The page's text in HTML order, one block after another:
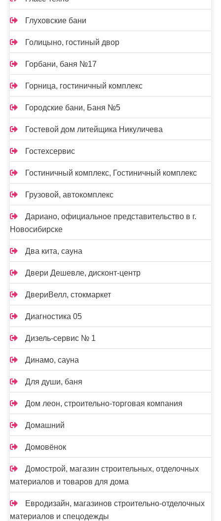
Глуховские бани
Голицыно, гостиный двор
Горбани, баня №17
Горница, гостиничный комплекс
Городские бани, Баня №5
Гостевой дом литейщика Никуличева
Гостехсервис
Гостиничный комплекс, Гостиничный комплекс
Грузовой, автокомплекс
Дариано, официальное представительство в г.
Новосибирске
Два кита, сауна
Двери Дешевле, дисконт-центр
ДвериВелл, стокмаркет
Диагностика 05
Дизель-сервис № 1
Динамо, сауна
Для души, баня
Дом леон, строительно-торговая компания
Домашний
Домовёнок
Домострой, магазин строительных, отделочных
материалов и товаров для дома
Евродизайн, магазинов строительно-отделочных
материалов и спецодежды